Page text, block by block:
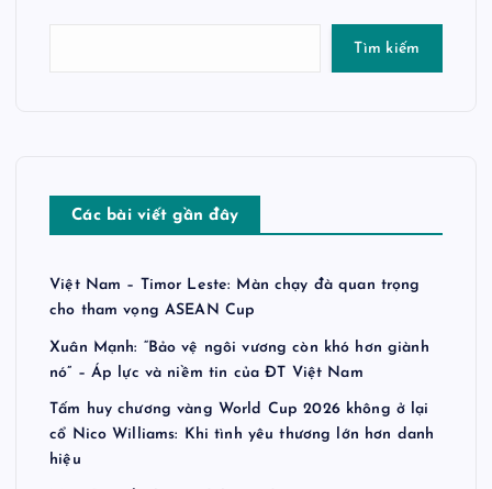
Tìm kiếm
Các bài viết gần đây
Việt Nam – Timor Leste: Màn chạy đà quan trọng
cho tham vọng ASEAN Cup
Xuân Mạnh: “Bảo vệ ngôi vương còn khó hơn giành
nó” – Áp lực và niềm tin của ĐT Việt Nam
Tấm huy chương vàng World Cup 2026 không ở lại
cổ Nico Williams: Khi tình yêu thương lớn hơn danh
hiệu